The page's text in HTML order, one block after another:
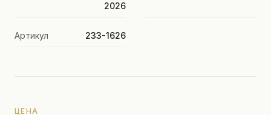
2026
Артикул 233-1626
ЦЕНА